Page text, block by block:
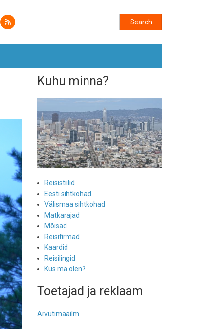
Kuhu minna?
Reisistiilid
Eesti sihtkohad
Välismaa sihtkohad
Matkarajad
Mõisad
Reisifirmad
Kaardid
Reisilingid
Kus ma olen?
Toetajad ja reklaam
Arvutimaailm